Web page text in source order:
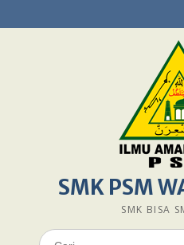
to
SMK PSM
SMK BISA
Search